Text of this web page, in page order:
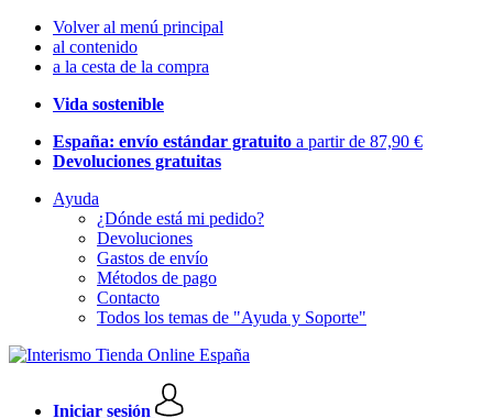
Volver al menú principal
al contenido
a la cesta de la compra
Vida sostenible
España: envío estándar gratuito a partir de 87,90 €
Devoluciones gratuitas
Ayuda
¿Dónde está mi pedido?
Devoluciones
Gastos de envío
Métodos de pago
Contacto
Todos los temas de "Ayuda y Soporte"
Iniciar sesión